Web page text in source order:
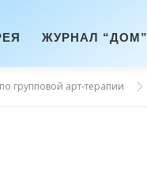
ЖУРНАЛ “ДОМ”
групповой арт-терапии